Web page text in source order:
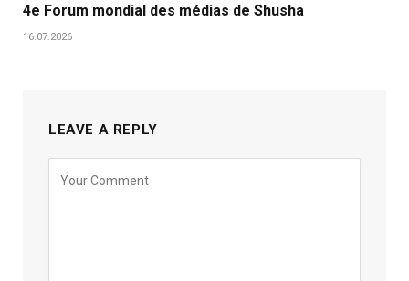
4e Forum mondial des médias de Shusha
16.07.2026
LEAVE A REPLY